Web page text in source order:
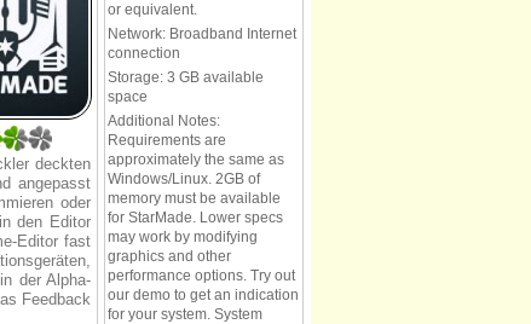
deckten
angepasst
oder
den Editor
Editor fast
der Alpha-
Feedback
or equivalent.
Network: Broadband Internet
connection
Storage: 3 GB available
space
Additional Notes:
Requirements are
approximately the same as
Windows/Linux. 2GB of
memory must be available
for StarMade. Lower specs
may work by modifying
graphics and other
performance options. Try out
our demo to get an indication
for your system. System